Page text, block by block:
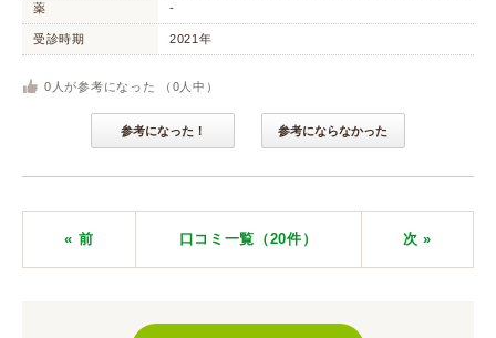
薬 -
受診時期 2021年
0 人が参考になった （ 0 人中）
参考になった！ 参考にならなかった
« 前 口コミ一覧（20件） 次 »